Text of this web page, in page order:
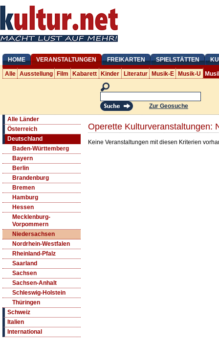
HOME VERANSTALTUNGEN FREIKARTEN SPIELSTÄTTEN
Alle Ausstellung Film Kabarett Kinder Literatur Musik-E Musik-U
Zur Geosuche
Alle Länder
Österreich
Deutschland
Baden-Württemberg
Bayern
Berlin
Brandenburg
Bremen
Hamburg
Hessen
Mecklenburg-
Vorpommern
Niedersachsen
Nordrhein-Westfalen
Rheinland-Pfalz
Saarland
Sachsen
Sachsen-Anhalt
Schleswig-Holstein
Thüringen
Schweiz
Italien
International
Operette Kulturveranstaltungen:
Keine Veranstaltungen mit diesen Kriterien